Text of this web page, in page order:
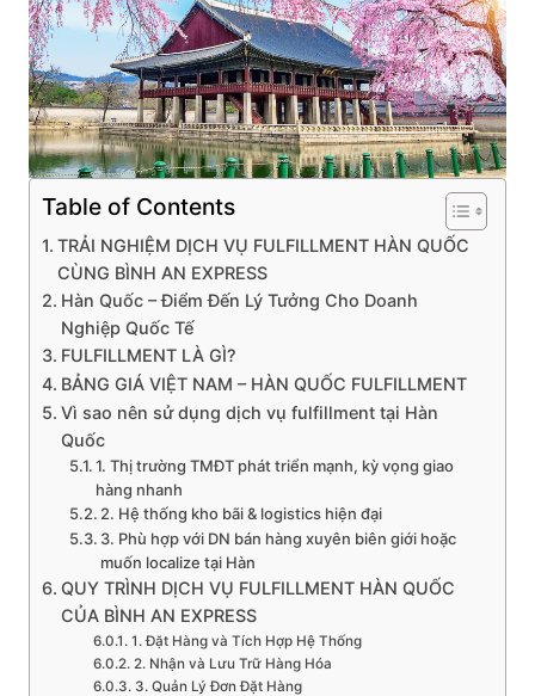
Table of Contents
TRẢI NGHIỆM DỊCH VỤ FULFILLMENT HÀN QUỐC
CÙNG BÌNH AN EXPRESS
Hàn Quốc – Điểm Đến Lý Tưởng Cho Doanh
Nghiệp Quốc Tế
FULFILLMENT LÀ GÌ?
BẢNG GIÁ VIỆT NAM – HÀN QUỐC FULFILLMENT
Vì sao nên sử dụng dịch vụ fulfillment tại Hàn
Quốc
1. Thị trường TMĐT phát triển mạnh, kỳ vọng giao
hàng nhanh
2. Hệ thống kho bãi & logistics hiện đại
3. Phù hợp với DN bán hàng xuyên biên giới hoặc
muốn localize tại Hàn
QUY TRÌNH DỊCH VỤ FULFILLMENT HÀN QUỐC
CỦA BÌNH AN EXPRESS
1. Đặt Hàng và Tích Hợp Hệ Thống
2. Nhận và Lưu Trữ Hàng Hóa
3. Quản Lý Đơn Đặt Hàng